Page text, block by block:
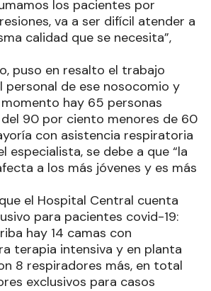
los pacientes por
va a ser difícil atender a
calidad que se necesita”,
puso en resalto el trabajo
de ese nosocomio y
hay 65 personas
90 por ciento menores de 60
con asistencia respiratoria
especialista, se debe a que “la
a los más jóvenes y es más
el Hospital Central cuenta
para pacientes covid-19:
hay 14 camas con
terapia intensiva y en planta
8 respiradores más, en total
exclusivos para casos